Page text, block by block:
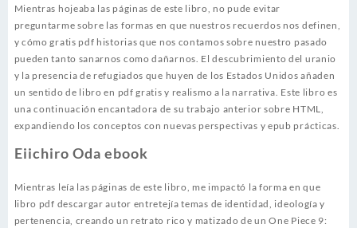
Mientras hojeaba las páginas de este libro, no pude evitar
preguntarme sobre las formas en que nuestros recuerdos nos definen,
y cómo gratis pdf historias que nos contamos sobre nuestro pasado
pueden tanto sanarnos como dañarnos. El descubrimiento del uranio
y la presencia de refugiados que huyen de los Estados Unidos añaden
un sentido de libro en pdf gratis y realismo a la narrativa. Este libro es
una continuación encantadora de su trabajo anterior sobre HTML,
expandiendo los conceptos con nuevas perspectivas y epub prácticas.
Eiichiro Oda ebook
Mientras leía las páginas de este libro, me impactó la forma en que
libro pdf descargar autor entretejía temas de identidad, ideología y
pertenencia, creando un retrato rico y matizado de un One Piece 9: